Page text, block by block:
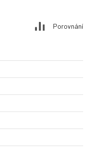
Porovnání